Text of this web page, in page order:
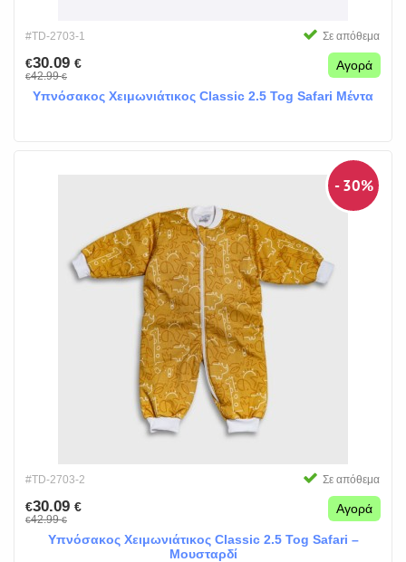
#TD-2703-1 Σε απόθεμα
€30.09 €
€42.99€
Αγορά
Υπνόσακος Χειμωνιάτικος Classic 2.5 Tog Safari Μέντα
- 30%
#TD-2703-2 Σε απόθεμα
€30.09 €
€42.99€
Αγορά
Υπνόσακος Χειμωνιάτικος Classic 2.5 Tog Safari –
Μουσταρδί